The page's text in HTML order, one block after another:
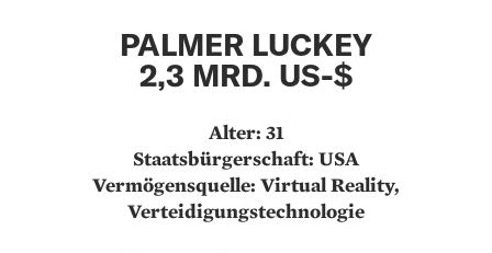
PALMER LUCKEY
2,3 MRD. US-$
Alter: 31
Staatsbürgerschaft: USA
Vermögensquelle: Virtual Reality,
Verteidigungstechnologie